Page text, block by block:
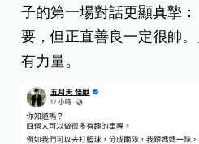
子的第一場對話更顯真摯
要，但正直善良一定很帥
有力量。